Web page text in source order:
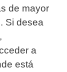
de mayor
Si desea
a
está